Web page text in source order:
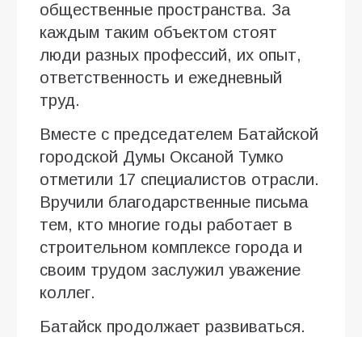
общественные пространства. За
каждым таким объектом стоят
люди разных профессий, их опыт,
ответственность и ежедневный
труд.
Вместе с председателем Батайской
городской Думы Оксаной Тумко
отметили 17 специалистов отрасли.
Вручили благодарственные письма
тем, кто многие годы работает в
строительном комплексе города и
своим трудом заслужил уважение
коллег.
Батайск продолжает развиваться.